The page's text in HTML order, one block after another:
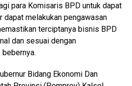
para Komisaris BPD untuk dapat
dapat melakukan pengawasan
terciptanya bisnis BPD
dan sesuai dengan
bebernya.
Bidang Ekonomi Dan